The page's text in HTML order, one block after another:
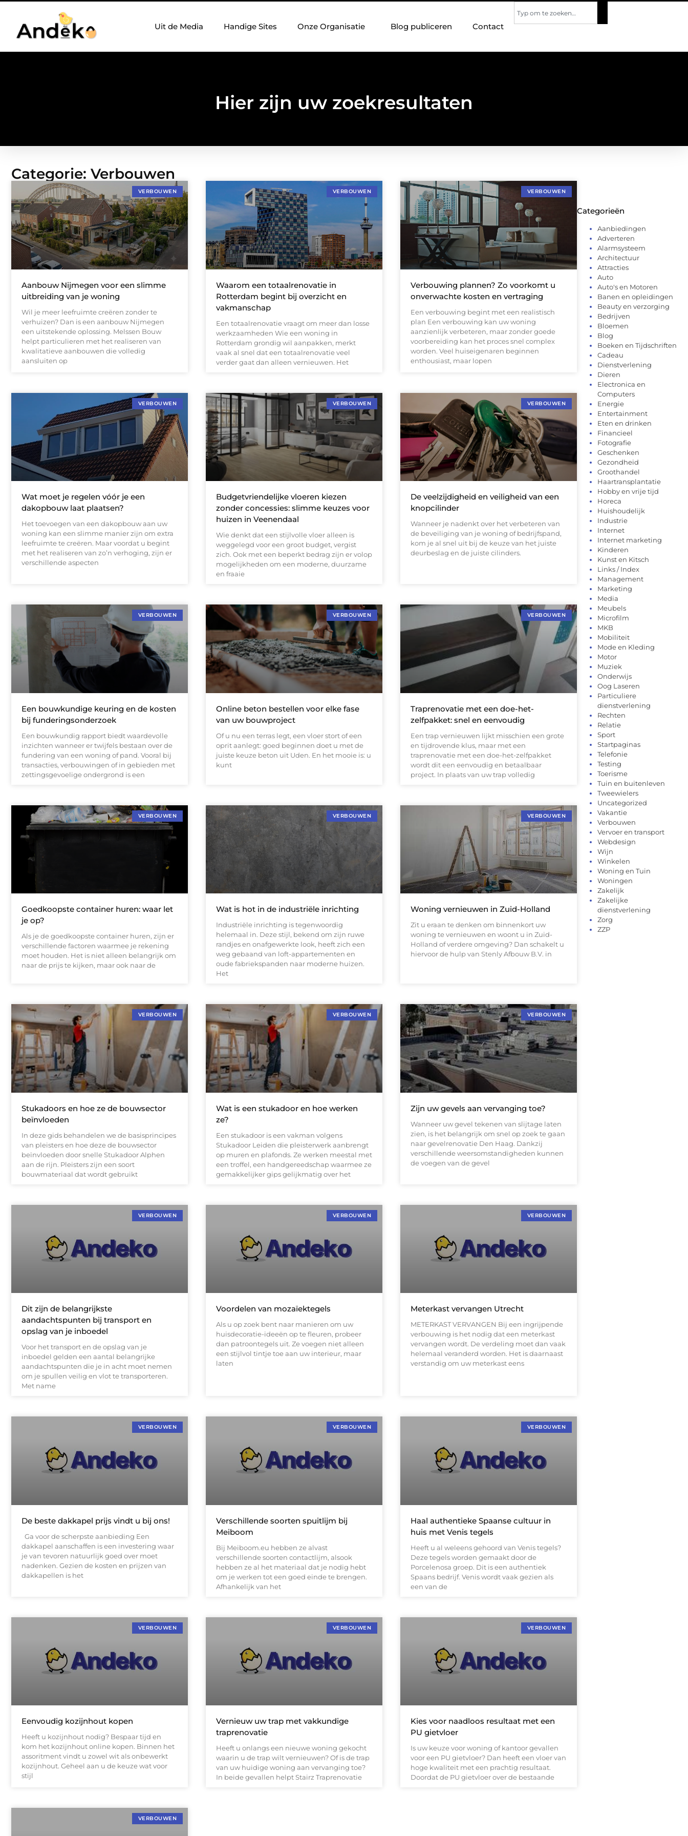
Uit de Media Handige Sites Onze Organisatie Blog publiceren Contact
Hier zijn uw zoekresultaten
Categorie: Verbouwen
VERBOUWEN
Aanbouw Nijmegen voor een slimme
uitbreiding van je woning
Wil je meer leefruimte creëren zonder te
verhuizen? Dan is een aanbouw Nijmegen
een uitstekende oplossing. Melssen Bouw
helpt particulieren met het realiseren van
kwalitatieve aanbouwen die volledig
aansluiten op
VERBOUWEN
Waarom een totaalrenovatie in
Rotterdam begint bij overzicht en
vakmanschap
Een totaalrenovatie vraagt om meer dan losse
werkzaamheden Wie een woning in
Rotterdam grondig wil aanpakken, merkt
vaak al snel dat een totaalrenovatie veel
verder gaat dan alleen vernieuwen. Het
VERBOUWEN
Verbouwing plannen? Zo voorkomt u
onverwachte kosten en vertraging
Een verbouwing begint met een realistisch
plan Een verbouwing kan uw woning
aanzienlijk verbeteren, maar zonder goede
voorbereiding kan het proces snel complex
worden. Veel huiseigenaren beginnen
enthousiast, maar lopen
VERBOUWEN
Wat moet je regelen vóór je een
dakopbouw laat plaatsen?
Het toevoegen van een dakopbouw aan uw
woning kan een slimme manier zijn om extra
leefruimte te creëren. Maar voordat u begint
met het realiseren van zo’n verhoging, zijn er
verschillende aspecten
VERBOUWEN
Budgetvriendelijke vloeren kiezen
zonder concessies: slimme keuzes voor
huizen in Veenendaal
Wie denkt dat een stijlvolle vloer alleen is
weggelegd voor een groot budget, vergist
zich. Ook met een beperkt bedrag zijn er volop
mogelijkheden om een moderne, duurzame
en fraaie
VERBOUWEN
De veelzijdigheid en veiligheid van een
knopcilinder
Wanneer je nadenkt over het verbeteren van
de beveiliging van je woning of bedrijfspand,
kom je al snel uit bij de keuze van het juiste
deurbeslag en de juiste cilinders.
VERBOUWEN
Een bouwkundige keuring en de kosten
bij funderingsonderzoek
Een bouwkundig rapport biedt waardevolle
inzichten wanneer er twijfels bestaan over de
fundering van een woning of pand. Vooral bij
transacties, verbouwingen of in gebieden met
zettingsgevoelige ondergrond is een
VERBOUWEN
Online beton bestellen voor elke fase
van uw bouwproject
Of u nu een terras legt, een vloer stort of een
oprit aanlegt: goed beginnen doet u met de
juiste keuze beton uit Uden. En het mooie is: u
kunt
VERBOUWEN
Traprenovatie met een doe-het-
zelfpakket: snel en eenvoudig
Een trap vernieuwen lijkt misschien een grote
en tijdrovende klus, maar met een
traprenovatie met een doe-het-zelfpakket
wordt dit een eenvoudig en betaalbaar
project. In plaats van uw trap volledig
VERBOUWEN
Goedkoopste container huren: waar let
je op?
Als je de goedkoopste container huren, zijn er
verschillende factoren waarmee je rekening
moet houden. Het is niet alleen belangrijk om
naar de prijs te kijken, maar ook naar de
VERBOUWEN
Wat is hot in de industriële inrichting
Industriële inrichting is tegenwoordig
helemaal in. Deze stijl, bekend om zijn ruwe
randjes en onafgewerkte look, heeft zich een
weg gebaand van loft-appartementen en
oude fabriekspanden naar moderne huizen.
Het
VERBOUWEN
Woning vernieuwen in Zuid-Holland
Zit u eraan te denken om binnenkort uw
woning te vernieuwen en woont u in Zuid-
Holland of verdere omgeving? Dan schakelt u
hiervoor de hulp van Stenly Afbouw B.V. in
VERBOUWEN
Stukadoors en hoe ze de bouwsector
beïnvloeden
In deze gids behandelen we de basisprincipes
van pleisters en hoe deze de bouwsector
beïnvloeden door snelle Stukadoor Alphen
aan de rijn. Pleisters zijn een soort
bouwmateriaal dat wordt gebruikt
VERBOUWEN
Wat is een stukadoor en hoe werken
ze?
Een stukadoor is een vakman volgens
Stukadoor Leiden die pleisterwerk aanbrengt
op muren en plafonds. Ze werken meestal met
een troffel, een handgereedschap waarmee ze
gemakkelijker gips gelijkmatig over het
VERBOUWEN
Zijn uw gevels aan vervanging toe?
Wanneer uw gevel tekenen van slijtage laten
zien, is het belangrijk om snel op zoek te gaan
naar gevelrenovatie Den Haag. Dankzij
verschillende weersomstandigheden kunnen
de voegen van de gevel
VERBOUWEN
Dit zijn de belangrijkste
aandachtspunten bij transport en
opslag van je inboedel
Voor het transport en de opslag van je
inboedel gelden een aantal belangrijke
aandachtspunten die je in acht moet nemen
om je spullen veilig en vlot te transporteren.
Met name
VERBOUWEN
Voordelen van mozaïektegels
Als u op zoek bent naar manieren om uw
huisdecoratie-ideeën op te fleuren, probeer
dan patroontegels uit. Ze voegen niet alleen
een stijlvol tintje toe aan uw interieur, maar
laten
VERBOUWEN
Meterkast vervangen Utrecht
METERKAST VERVANGEN Bij een ingrijpende
verbouwing is het nodig dat een meterkast
vervangen wordt. De verdeling moet dan vaak
helemaal veranderd worden. Het is daarnaast
verstandig om uw meterkast eens
VERBOUWEN
De beste dakkapel prijs vindt u bij ons!
Ga voor de scherpste aanbieding Een
dakkapel aanschaffen is een investering waar
je van tevoren natuurlijk goed over moet
nadenken. Gezien de kosten en prijzen van
dakkapellen is het
VERBOUWEN
Verschillende soorten spuitlijm bij
Meiboom
Bij Meiboom.eu hebben ze alvast
verschillende soorten contactlijm, alsook
hebben ze al het materiaal dat je nodig hebt
om je werken tot een goed einde te brengen.
Afhankelijk van het
VERBOUWEN
Haal authentieke Spaanse cultuur in
huis met Venis tegels
Heeft u al weleens gehoord van Venis tegels?
Deze tegels worden gemaakt door de
Porcelenosa groep. Dit is een authentiek
Spaans bedrijf. Venis wordt vaak gezien als
een van de
VERBOUWEN
Eenvoudig kozijnhout kopen
Heeft u kozijnhout nodig? Bespaar tijd en
kom het kozijnhout online kopen. Binnen het
assoritment vindt u zowel wit als onbewerkt
kozijnhout. Geheel aan u de keuze wat voor
stijl
VERBOUWEN
Vernieuw uw trap met vakkundige
traprenovatie
Heeft u onlangs een nieuwe woning gekocht
waarin u de trap wilt vernieuwen? Of is de trap
van uw huidige woning aan vervanging toe?
In beide gevallen helpt Stairz Traprenovatie
VERBOUWEN
Kies voor naadloos resultaat met een
PU gietvloer
Is uw keuze voor woning of kantoor gevallen
voor een PU gietvloer? Dan heeft een vloer van
hoge kwaliteit met een prachtig resultaat.
Doordat de PU gietvloer over de bestaande
VERBOUWEN
Categorieën
Aanbiedingen
Adverteren
Alarmsysteem
Architectuur
Attracties
Auto
Auto's en Motoren
Banen en opleidingen
Beauty en verzorging
Bedrijven
Bloemen
Blog
Boeken en Tijdschriften
Cadeau
Dienstverlening
Dieren
Electronica en
Computers
Energie
Entertainment
Eten en drinken
Financieel
Fotografie
Geschenken
Gezondheid
Groothandel
Haartransplantatie
Hobby en vrije tijd
Horeca
Huishoudelijk
Industrie
Internet
Internet marketing
Kinderen
Kunst en Kitsch
Links / Index
Management
Marketing
Media
Meubels
Microfilm
MKB
Mobiliteit
Mode en Kleding
Motor
Muziek
Onderwijs
Oog Laseren
Particuliere
dienstverlening
Rechten
Relatie
Sport
Startpaginas
Telefonie
Testing
Toerisme
Tuin en buitenleven
Tweewielers
Uncategorized
Vakantie
Verbouwen
Vervoer en transport
Webdesign
Wijn
Winkelen
Woning en Tuin
Woningen
Zakelijk
Zakelijke
dienstverlening
Zorg
ZZP